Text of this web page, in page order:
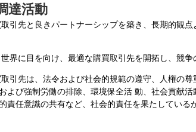
達活動
引先と良きパートナーシップを築き、長期的観
界に目を向け、最適な購買取引先を開拓し、競争
引先は、法令および社会的規範の遵守、人権の
よび強制労働の排除、環境保全活 動、社会貢献
責任意識の共有など、社会的責任を果たしてい